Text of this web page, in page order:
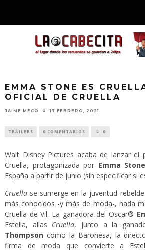
EMMA STONE ES
OFICIAL DE CRUELLA
JAIME MECO 17 FEBRERO, 2021
TRÁILERS 0 COMENTARIOS 0
Walt Disney Pictures acaba de lanzar el
Cruella, protagonizada por Emma Stone
España a partir de junio (sin especificar si
Cruella se sumerge en la juventud
más conocidos -y más de moda-, nada
Cruella de Vil. La ganadora del Oscar®
Estella, alias Cruella, junto a la
Thompson como la Baronesa, la
firma de moda que convierte a